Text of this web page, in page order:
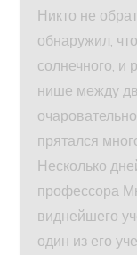
Никто не
обнаружил,
солнечного, и
нише между
прятался
Несколько
профессора
виднейшего
один из его